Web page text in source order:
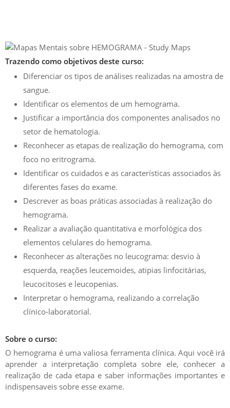
Trazendo como objetivos deste curso:
Diferenciar os tipos de análises realizadas na amostra de
sangue.
Identificar os elementos de um hemograma.
Justificar a importância dos componentes analisados no
setor de hematologia.
Reconhecer as etapas de realização do hemograma, com
foco no eritrograma.
Identificar os cuidados e as características associados às
diferentes fases do exame.
​​​​​​​Descrever as boas práticas associadas à realização do
hemograma.
Realizar a avaliação quantitativa e morfológica dos
elementos celulares do hemograma.
Reconhecer as alterações no leucograma: desvio à
esquerda, reações leucemoides, atipias linfocitárias,
leucocitoses e leucopenias.
Interpretar o hemograma, realizando a correlação
clínico-laboratorial.
Sobre o curso:
O hemograma é uma valiosa ferramenta clínica. Aqui você irá
aprender a interpretação completa sobre ele, conhecer a
realização de cada etapa e saber informações importantes e
indispensaveis sobre esse exame.